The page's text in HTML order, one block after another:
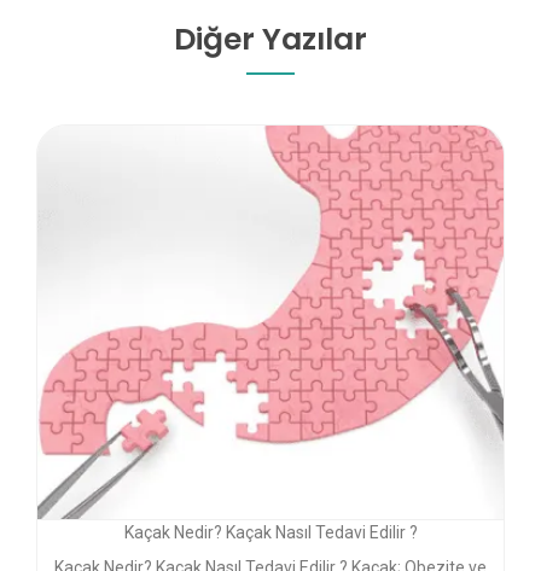
Diğer Yazılar
Kaçak Nedir? Kaçak Nasıl Tedavi Edilir ?